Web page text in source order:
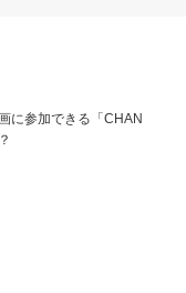
に参加できる「CHAN